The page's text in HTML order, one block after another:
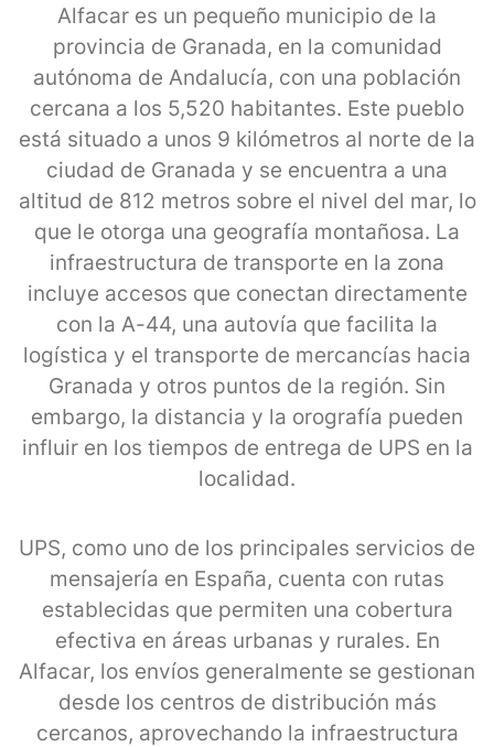
Alfacar es un pequeño municipio de la
provincia de Granada, en la comunidad
autónoma de Andalucía, con una población
cercana a los 5,520 habitantes. Este pueblo
está situado a unos 9 kilómetros al norte de la
ciudad de Granada y se encuentra a una
altitud de 812 metros sobre el nivel del mar, lo
que le otorga una geografía montañosa. La
infraestructura de transporte en la zona
incluye accesos que conectan directamente
con la A-44, una autovía que facilita la
logística y el transporte de mercancías hacia
Granada y otros puntos de la región. Sin
embargo, la distancia y la orografía pueden
influir en los tiempos de entrega de UPS en la
localidad.
UPS, como uno de los principales servicios de
mensajería en España, cuenta con rutas
establecidas que permiten una cobertura
efectiva en áreas urbanas y rurales. En
Alfacar, los envíos generalmente se gestionan
desde los centros de distribución más
cercanos, aprovechando la infraestructura